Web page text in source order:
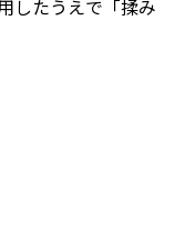
したうえで「揉み